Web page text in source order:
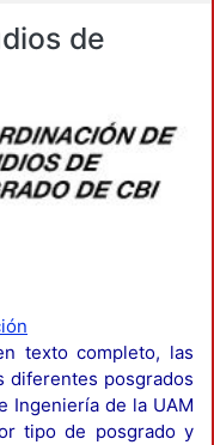
de
texto completo, las
diferentes posgrados
Ingeniería de la UAM
tipo de posgrado y